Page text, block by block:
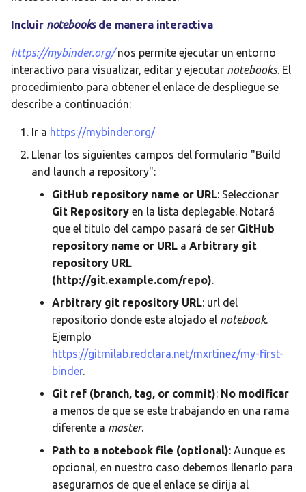
Incluir notebooksde manera interactiva
https://mybinder.org/nos permite ejecutar un entorno
interactivo para visualizar, editar y ejecutar notebooks. El
procedimiento para obtener el enlace de despliegue se
describe a continuación:
Ir a https://mybinder.org/
Llenar los siguientes campos del formulario "Build
and launch a repository":
GitHub repository name or URL: Seleccionar
Git Repository en la lista deplegable. Notará
que el titulo del campo pasará de ser GitHub
repository name or URL a Arbitrary git
repository URL
(http://git.example.com/repo).
Arbitrary git repository URL: url del
repositorio donde este alojado el notebook.
Ejemplo
https://gitmilab.redclara.net/mxrtinez/my-first-
binder.
Git ref (branch, tag, or commit): No modificar
a menos de que se este trabajando en una rama
diferente a master.
Path to a notebook file (optional): Aunque es
opcional, en nuestro caso debemos llenarlo para
asegurarnos de que el enlace se dirija al